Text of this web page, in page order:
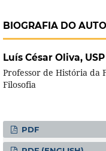
BIOGRAFIA DO
Luís César Oliva, USP
Professor de História da
Filosofia
PDF